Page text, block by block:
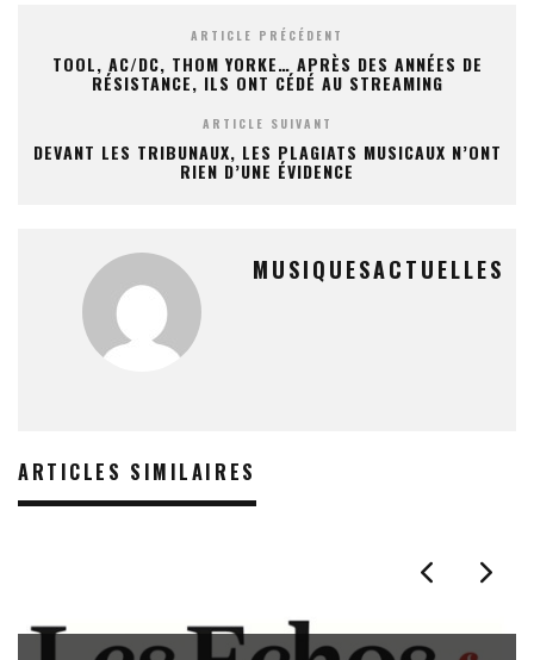
ARTICLE PRÉCÉDENT
TOOL, AC/DC, THOM YORKE… APRÈS DES ANNÉES DE
RÉSISTANCE, ILS ONT CÉDÉ AU STREAMING
ARTICLE SUIVANT
DEVANT LES TRIBUNAUX, LES PLAGIATS MUSICAUX N’ONT
RIEN D’UNE ÉVIDENCE
MUSIQUESACTUELLES
ARTICLES SIMILAIRES